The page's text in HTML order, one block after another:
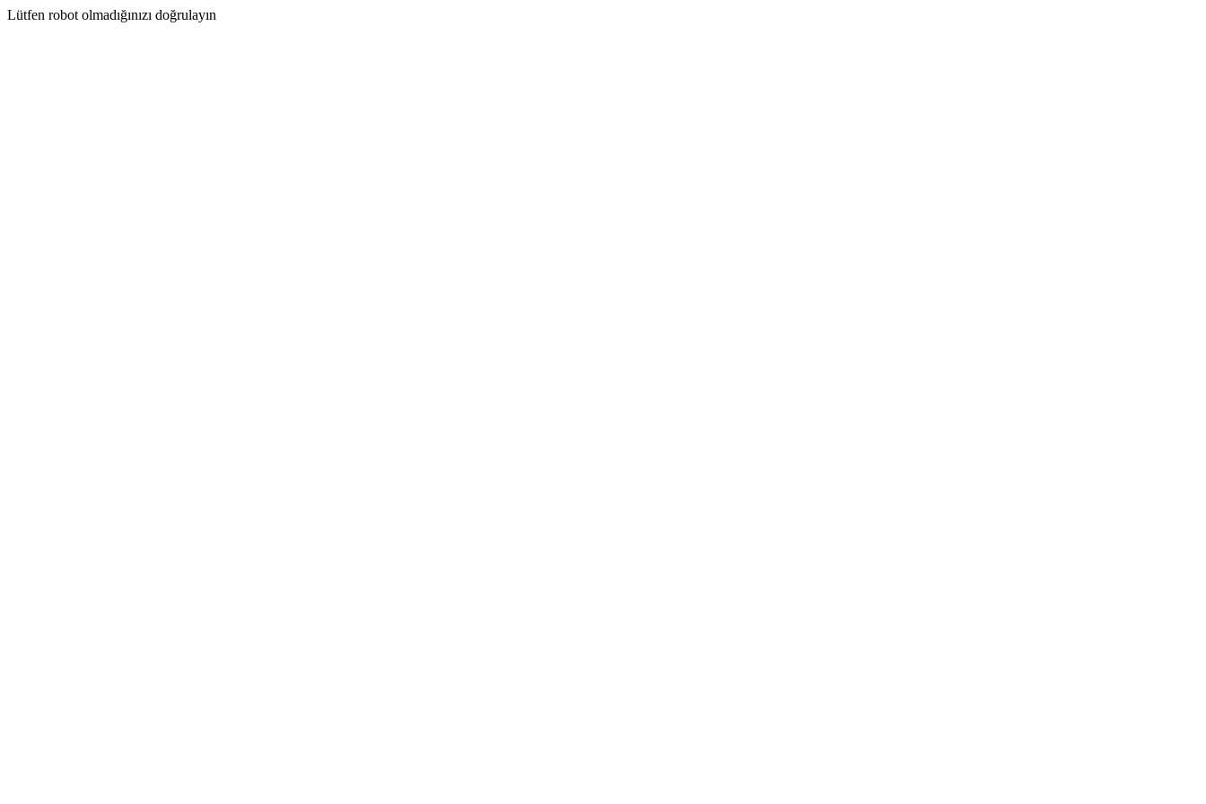
Lütfen robot olmadığınızı doğrulayın